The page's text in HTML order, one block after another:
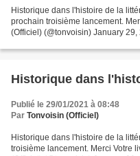
Historique dans l'histoire de la
prochain troisième lancement.
(Officiel) (@tonvoisin) January 29,
Historique dans
Publié le 29/01/2021 à 08:48
Par Tonvoisin (Officiel)
Historique dans l'histoire de la
troisième lancement. Merci Votre